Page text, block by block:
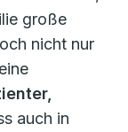
große
nicht nur
auch in